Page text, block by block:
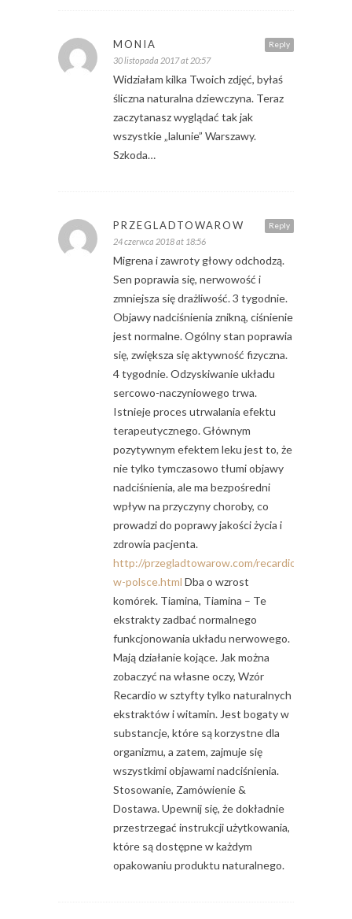
Reply
MONIA
30 listopada 2017 at 20:57
Widziałam kilka Twoich zdjęć, byłaś
śliczna naturalna dziewczyna. Teraz
zaczytanasz wyglądać tak jak
wszystkie „lalunie” Warszawy.
Szkoda…
Reply
PRZEGLADTOWAROW
24 czerwca 2018 at 18:56
Migrena i zawroty głowy odchodzą.
Sen poprawia się, nerwowość i
zmniejsza się drażliwość. 3 tygodnie.
Objawy nadciśnienia znikną, ciśnienie
jest normalne. Ogólny stan poprawia
się, zwiększa się aktywność fizyczna.
4 tygodnie. Odzyskiwanie układu
sercowo-naczyniowego trwa.
Istnieje proces utrwalania efektu
terapeutycznego. Głównym
pozytywnym efektem leku jest to, że
nie tylko tymczasowo tłumi objawy
nadciśnienia, ale ma bezpośredni
wpływ na przyczyny choroby, co
prowadzi do poprawy jakości życia i
zdrowia pacjenta.
http://przegladtowarow.com/recardio-
w-polsce.html Dba o wzrost
komórek. Tiamina, Tiamina – Te
ekstrakty zadbać normalnego
funkcjonowania układu nerwowego.
Mają działanie kojące. Jak można
zobaczyć na własne oczy, Wzór
Recardio w sztyfty tylko naturalnych
ekstraktów i witamin. Jest bogaty w
substancje, które są korzystne dla
organizmu, a zatem, zajmuje się
wszystkimi objawami nadciśnienia.
Stosowanie, Zamówienie &
Dostawa. Upewnij się, że dokładnie
przestrzegać instrukcji użytkowania,
które są dostępne w każdym
opakowaniu produktu naturalnego.